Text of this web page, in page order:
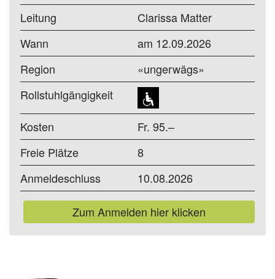
Leitung
Clarissa Matter
Wann
am 12.09.2026
Region
«ungerwägs»
Rollstuhlgängigkeit
Kosten
Fr. 95.–
Freie Plätze
8
Anmeldeschluss
10.08.2026
Zum Anmelden hier klicken